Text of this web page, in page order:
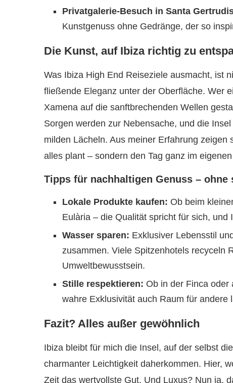
Privatgalerie-Besuch in Santa
Kunstgenuss ohne Gedränge, der so
Die Kunst, auf Ibiza richtig zu
Was Ibiza High End Reiseziele ausmacht, ist
fließende Eleganz unter der Oberfläche. Wer
Xamena auf die sanftbrechenden Wellen
Sorgen werden zur Nebensache, und die
milden Lächeln. Aus meiner Erfahrung
alles plant – sondern den Tag ganz im
Tipps für nachhaltigen Genuss – ohne
Lokale Produkte kaufen: Ob beim
Eulària – die Qualität spricht für sich, und
Wasser sparen: Exklusiver Lebensstil
zusammen. Viele Spitzenhotels recyceln
Umweltbewusstsein.
Stille respektieren: Ob in der Finca oder
wahre Exklusivität auch Raum für andere
Fazit? Alles außer gewöhnlich
Ibiza bleibt für mich die Insel, auf der selbst
charmanter Leichtigkeit daherkommen. Hier,
Zeit das wertvollste Gut. Und Luxus? Nun ja,